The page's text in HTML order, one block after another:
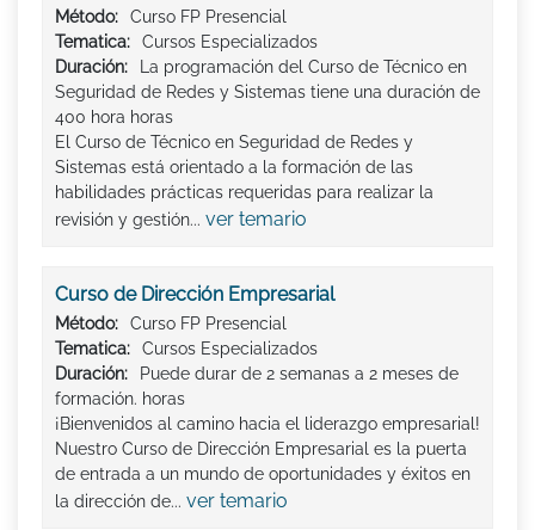
Método:
Curso FP Presencial
Tematica:
Cursos Especializados
Duración:
La programación del Curso de Técnico en
Seguridad de Redes y Sistemas tiene una duración de
400 hora horas
El Curso de Técnico en Seguridad de Redes y
Sistemas está orientado a la formación de las
habilidades prácticas requeridas para realizar la
revisión y gestión... ver temario
Curso de Dirección Empresarial
Método:
Curso FP Presencial
Tematica:
Cursos Especializados
Duración:
Puede durar de 2 semanas a 2 meses de
formación. horas
¡Bienvenidos al camino hacia el liderazgo empresarial!
Nuestro Curso de Dirección Empresarial es la puerta
de entrada a un mundo de oportunidades y éxitos en
la dirección de... ver temario